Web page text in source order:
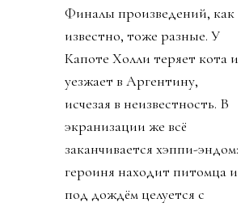
Финалы произведений, как
известно, тоже разные. У
Капоте Холли теряет кота и
уезжает в Аргентину,
исчезая в неизвестность. В
экранизации же всё
заканчивается хэппи-эндом:
героиня находит питомца и
под дождём целуется с